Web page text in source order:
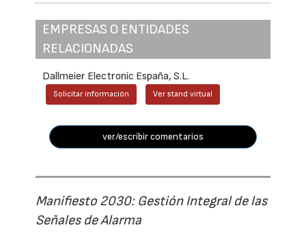
EMPRESAS O ENTIDADES
RELACIONADAS
Dallmeier Electronic España, S.L.
Solicitar información Ver stand virtual
ver/escribir comentarios
Manifiesto 2030: Gestión Integral de las
Señales de Alarma